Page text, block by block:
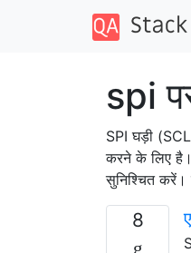
spi
SPI घड़ी
करने के लिए
सुनिश्चित करें।
8